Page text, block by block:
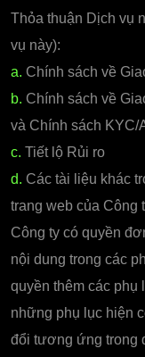
Thỏa thuận Dịch vụ
vụ này):
a. Chính sách về
b. Chính sách về
và Chính sách KYC/
c. Tiết lộ Rủi ro
d. Các tài liệu khác
trang web của Công
Công ty có quyền
nội dung trong các
quyền thêm các phụ
những phụ lục hiện
đổi tương ứng trong